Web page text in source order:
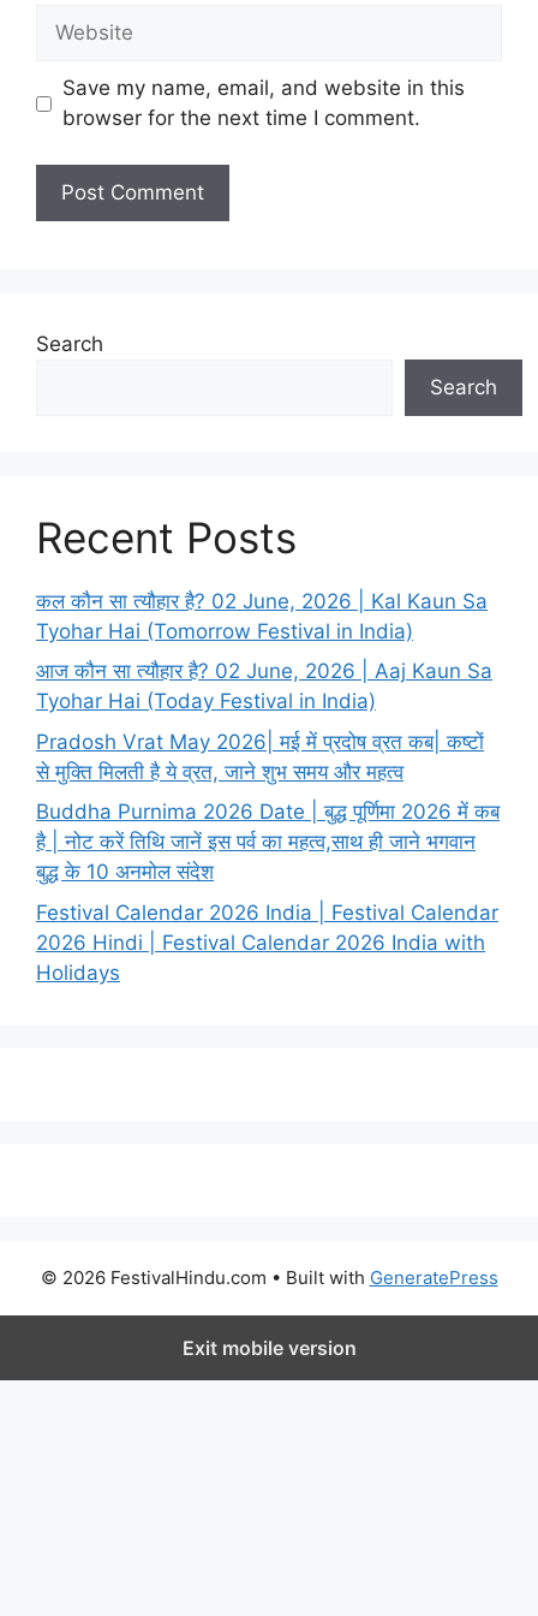
s
t
Save my name, email, and website in this
browser for the next time I comment.
Search
Search
Recent Posts
कल कौन सा त्यौहार है? 02 June, 2026 | Kal Kaun Sa
Tyohar Hai (Tomorrow Festival in India)
आज कौन सा त्यौहार है? 02 June, 2026 | Aaj Kaun Sa
Tyohar Hai (Today Festival in India)
Pradosh Vrat May 2026| मई में प्रदोष व्रत कब| कष्टों
से मुक्ति मिलती है ये व्रत, जाने शुभ समय और महत्व
Buddha Purnima 2026 Date | बुद्ध पूर्णिमा 2026 में कब
है | नोट करें तिथि जानें इस पर्व का महत्व,साथ ही जाने भगवान
बुद्ध के 10 अनमोल संदेश
Festival Calendar 2026 India | Festival Calendar
2026 Hindi | Festival Calendar 2026 India with
Holidays
© 2026 FestivalHindu.com • Built with GeneratePress
Exit mobile version